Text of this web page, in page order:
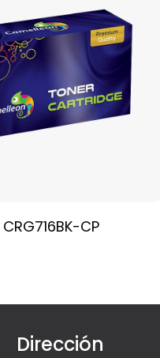
CRG716BK-CP
Dirección